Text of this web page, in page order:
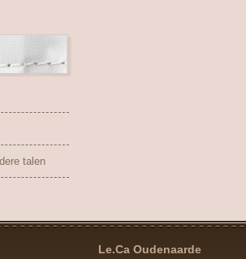
talen
Le.Ca Oudenaarde